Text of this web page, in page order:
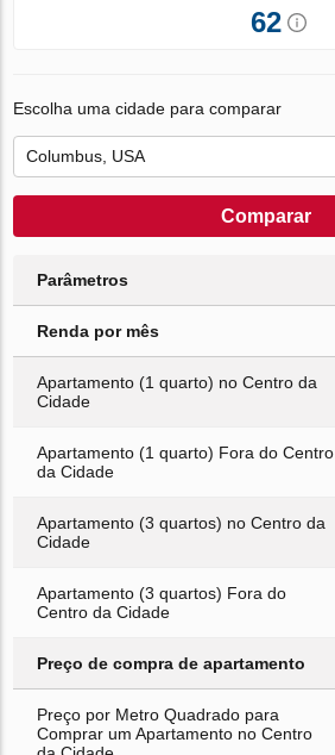
62
Escolha uma cidade para comparar
Comparar
Parâmetros
Renda por mês
Apartamento (1 quarto) no Centro da
Cidade
Apartamento (1 quarto) Fora do Centro
da Cidade
Apartamento (3 quartos) no Centro da
Cidade
Apartamento (3 quartos) Fora do
Centro da Cidade
Preço de compra de apartamento
Preço por Metro Quadrado para
Comprar um Apartamento no Centro